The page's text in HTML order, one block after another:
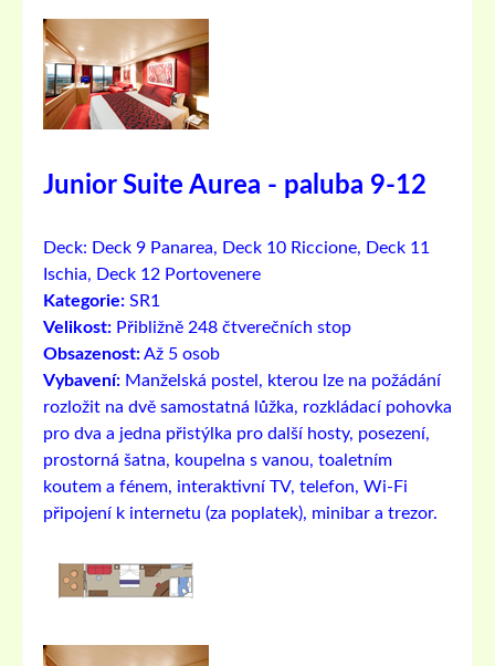
Junior Suite Aurea - paluba 9-12
Deck: Deck 9 Panarea, Deck 10 Riccione, Deck 11
Ischia, Deck 12 Portovenere
Kategorie: SR1
Velikost: Přibližně 248 čtverečních stop
Obsazenost:Až 5 osob
Vybavení: Manželská postel, kterou lze na požádání
rozložit na dvě samostatná lůžka, rozkládací pohovka
pro dva a jedna přistýlka pro další hosty, posezení,
prostorná šatna, koupelna s vanou, toaletním
koutem a fénem, ​​interaktivní TV, telefon, Wi-Fi
připojení k internetu (za poplatek), minibar a trezor.